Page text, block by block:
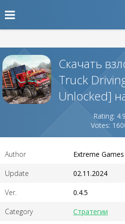
Скачать
Truck
Unlocked]
Rating: 4.9
Votes:
Author Extreme
Update 02.11.2024
Ver. 0.4.5
Category Стратегии